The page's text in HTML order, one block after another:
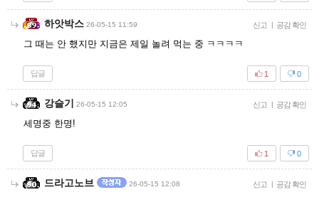
하앗박스 26-05-15 11:59 신고 | 공감 확인
그 때는 안 했지만 지금은 제일 놀려 먹는 중 ㅋㅋㅋㅋ
답글 0
1
강슬기 26-05-15 12:05 신고 | 공감 확인
세명중 한명!
답글 0
1
드라고노브 26-05-15 12:08 신고 | 공감 확인